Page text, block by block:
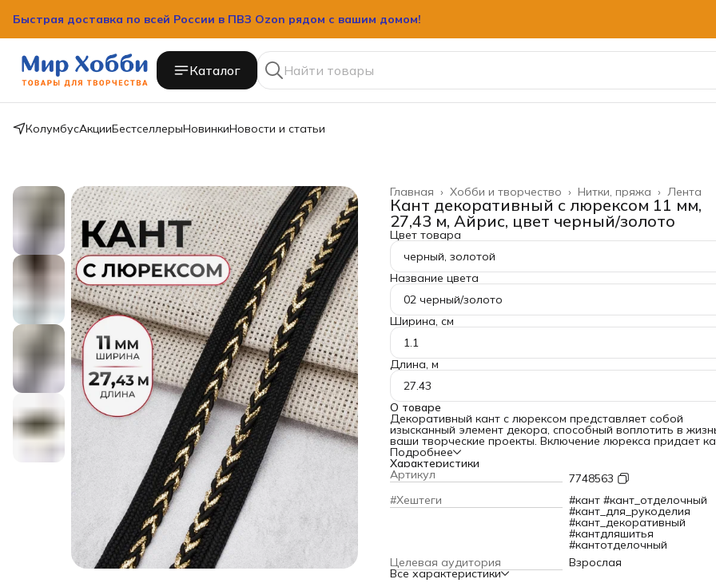
Быстрая доставка по всей России в ПВЗ Ozon рядом с вашим домом!
Каталог
КолумбусАкцииБестселлерыНовинкиНовости и статьи
Лента
Нитки, пряжа ›
Хобби и творчество ›
Главная ›
Кант декоративный с люрексом 11 мм,
27,43 м, Айрис, цвет черный/золото
Цвет товара
черный, золотой
Название цвета
02 черный/золото
Ширина, см
1.1
Длина, м
27.43
О товаре
Декоративный кант с люрексом представляет собой
изысканный элемент декора, способный воплотить в
ваши творческие проекты. Включение люрекса придает
визуальный эффект мерцания и блеска.
Кант с люрексом можно использовать в самых разных
направлениях рукоделия и декора, создавая уникальные
изделия, которые будут радовать глаз своей красотой и
оригинальностью. Он идеально подходит для отделки
одежды, текстильных аксессуаров и предметов интерьера.
его помощью можно создавать неповторимые украшения,
декорировать шторы, декоративные подушки и покрывала.
Особую популярность кант с люрексовыми нитями
мире творчества. Он идеально подходит для создания
эффектных обрамлений, оформления открыток и альбомов.
Кант с люрексом изготовлен из прочного материала,
Подробнее
Характеристики
Артикул
7748563
#Хештеги
#кант #кант_отделочный
#кант_для_рукоделия
#кант_декоративный
#кантдляшитья
#кантотделочный
Целевая аудитория
Взрослая
Все характеристики